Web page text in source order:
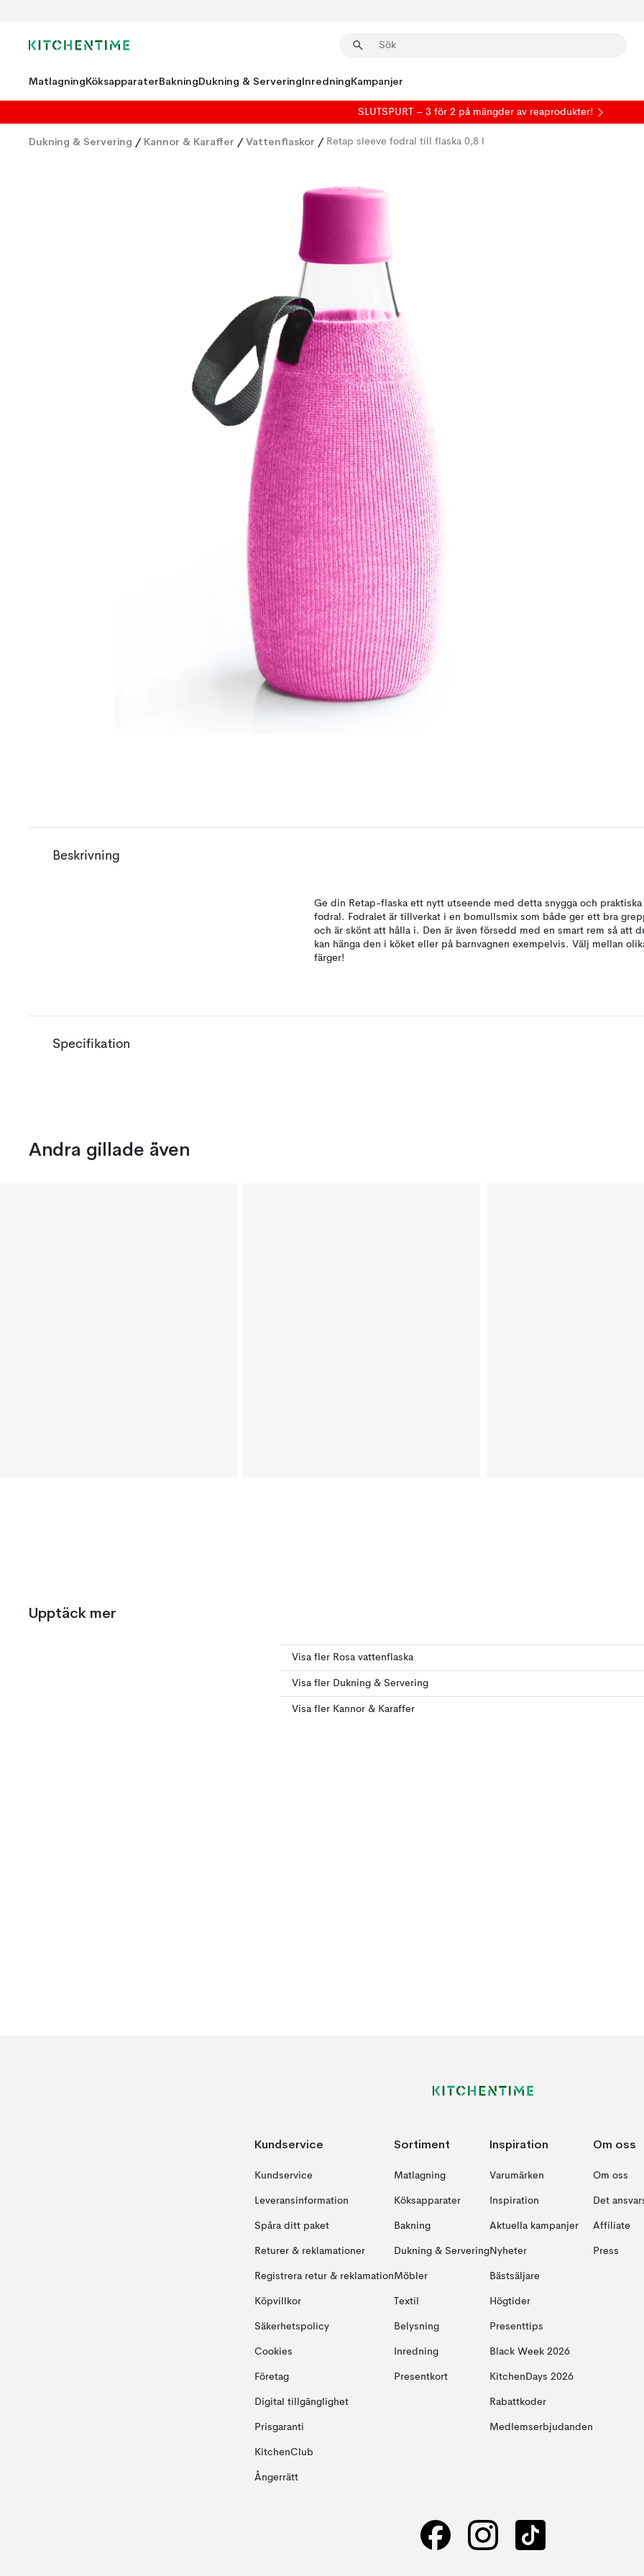
MatlagningKöksapparaterBakningDukning & ServeringInredningKampanjer
SLUTSPURT – 3 för 2 på mängder av reaprodukter!
Dukning & Servering / Kannor & Karaffer / Vattenflaskor / Retap sleeve fodral till flaska 0,8 l
Beskrivning
Ge din Retap-flaska ett nytt utseende med detta snygga och praktiska
fodral. Fodralet är tillverkat i en bomullsmix som både ger ett bra
och är skönt att hålla i. Den är även försedd med en smart rem så att
kan hänga den i köket eller på barnvagnen exempelvis. Välj mellan
färger!
Specifikation
Andra gillade även
Upptäck mer
Visa fler Rosa vattenflaska
Visa fler Dukning & Servering
Visa fler Kannor & Karaffer
Kundservice
Kundservice
Leveransinformation
Spåra ditt paket
Returer & reklamationer
Registrera retur & reklamation
Köpvillkor
Säkerhetspolicy
Cookies
Företag
Digital tillgänglighet
Prisgaranti
KitchenClub
Ångerrätt
Sortiment
Matlagning
Köksapparater
Bakning
Dukning & Servering
Möbler
Textil
Belysning
Inredning
Presentkort
Inspiration
Varumärken
Inspiration
Aktuella kampanjer
Nyheter
Bästsäljare
Högtider
Presenttips
Black Week 2026
KitchenDays 2026
Rabattkoder
Medlemserbjudanden
Om oss
Om oss
Det
Affiliate
Press